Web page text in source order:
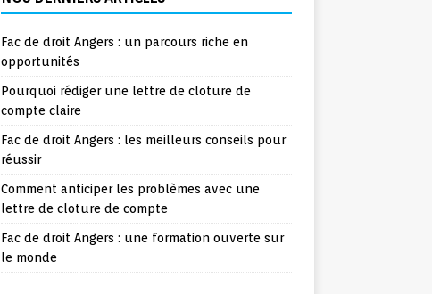
Fac de droit Angers : un parcours riche en
opportunités
Pourquoi rédiger une lettre de cloture de
compte claire
Fac de droit Angers : les meilleurs conseils pour
réussir
Comment anticiper les problèmes avec une
lettre de cloture de compte
Fac de droit Angers : une formation ouverte sur
le monde